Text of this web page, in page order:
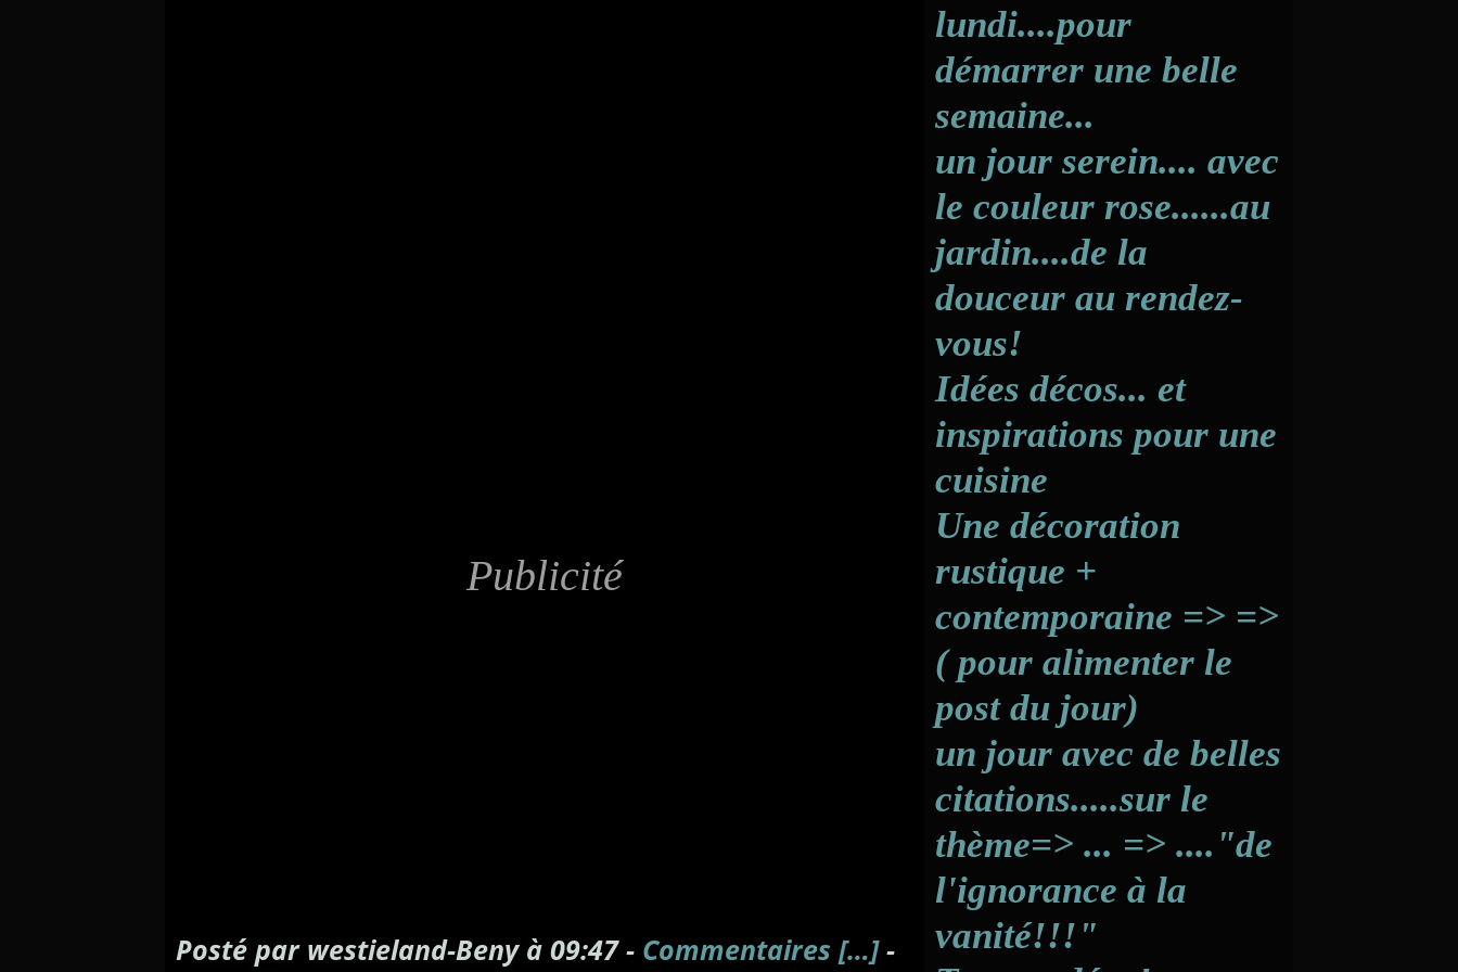
Publicité
Posté par westieland-Beny à 09:47 - Commentaires […]-
lundi....pour
démarrer une belle
semaine...
un jour serein.... avec
le couleur rose......au
jardin....de la
douceur au rendez-
vous!
Idées décos... et
inspirations pour une
cuisine
Une décoration
rustique +
contemporaine => =>
( pour alimenter le
post du jour)
un jour avec de belles
citations.....sur le
thème=> ... => ...."de
l'ignorance à la
vanité!!!"